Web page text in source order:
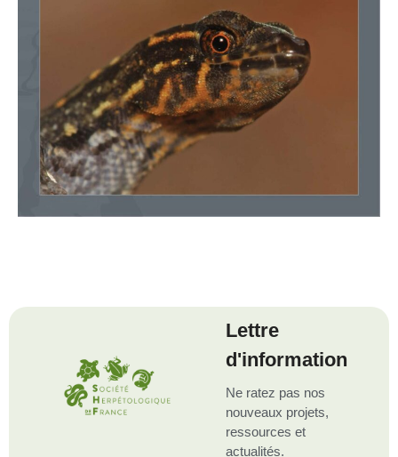
Lettre
d'information
Ne ratez pas nos
nouveaux projets,
ressources et
actualités.